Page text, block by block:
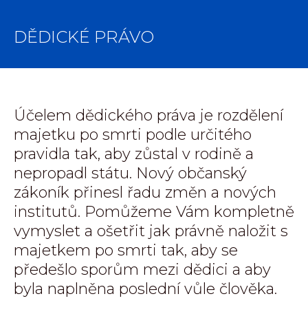
DĚDICKÉ PRÁVO
Účelem dědického práva je rozdělení
majetku po smrti podle určitého
pravidla tak, aby zůstal v rodině a
nepropadl státu. Nový občanský
zákoník přinesl řadu změn a nových
institutů. Pomůžeme Vám kompletně
vymyslet a ošetřit jak právně naložit s
majetkem po smrti tak, aby se
předešlo sporům mezi dědici a aby
byla naplněna poslední vůle člověka.